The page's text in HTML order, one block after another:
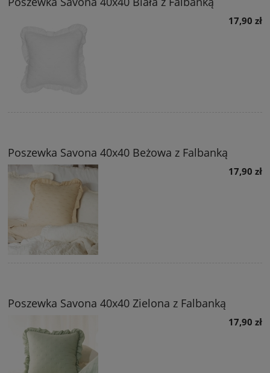
17,90 zł
Poszewka Savona 40x40 Beżowa z Falbanką
17,90 zł
Poszewka Savona 40x40 Zielona z Falbanką
17,90 zł